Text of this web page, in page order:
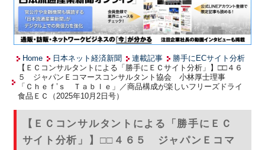
Home 日本ネット経済新聞 連載記事
勝手にECサイト分析
【ＥＣコンサルタントによる「勝手にＥＣサイト分析」】□□４６
５ ジャパンＥコマースコンサルタント協会 小林厚士理事
「Ｃｈｅｆ’ｓ Ｔａｂｌｅ」／商品構成が楽しいフリーズドライ
食品ＥＣ（2025年10月2日号）
【ＥＣコンサルタントによる「勝手にＥＣ
サイト分析」】□□４６５ ジャパンＥコマ